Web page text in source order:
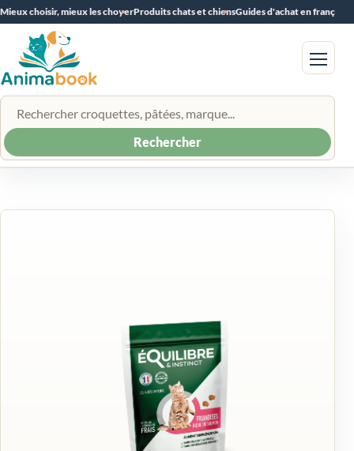
Mieux choisir, mieux les choyerProduits chats et chiensGuides d'achat en français
Rechercher un produit
Rechercher
Menu